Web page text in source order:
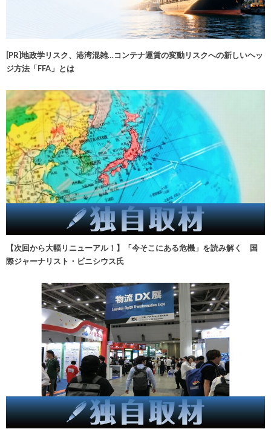
[PR]地政学リスク、港湾混雑…コンテナ運賃の変動リスクへの新しいヘッ
ジ方法「FFA」とは
【次回から大幅リニューアル！】「今そこにある危機」を読み解く 国
際ジャーナリスト・ビニシウス氏